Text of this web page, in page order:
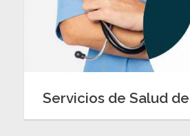
Servicios de Salud